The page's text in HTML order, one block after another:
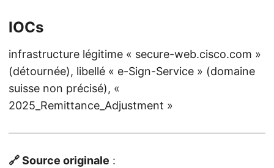
IOCs
infrastructure légitime « secure-web.cisco.com »
(détournée), libellé « e-Sign-Service » (domaine
suisse non précisé), «
2025_Remittance_Adjustment »
🔗 Source originale :